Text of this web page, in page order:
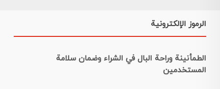
الرموز الإلكترونية
الطمأنينة وراحة البال في الشراء وضمان سلامة
المستخدمين